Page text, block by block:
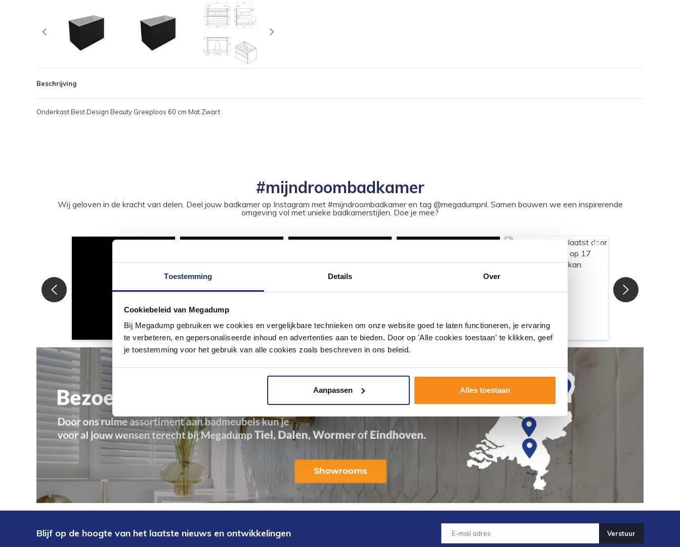
Toestemming Details Over
Cookiebeleid van Megadump
Bij Megadump gebruiken we cookies en vergelijkbare technieken om onze website goed te laten functioneren, je ervaring
te verbeteren, en gepersonaliseerde inhoud en advertenties aan te bieden. Door op 'Alle cookies toestaan' te klikken, geef
je toestemming voor het gebruik van alle cookies zoals beschreven in ons beleid.
Aanpassen Alles toestaan
Beschrijving
Onderkast Best Design Beauty Greeploos 60 cm Mat Zwart
#mijndroombadkamer
Wij geloven in de kracht van delen. Deel jouw badkamer op Instagram met #mijndroombadkamer en tag @megadumpnl. Samen bouwen we een inspirerende
omgeving vol met unieke badkamerstijlen. Doe je mee?
Blijf op de hoogte van het laatste nieuws en ontwikkelingen Verstuur